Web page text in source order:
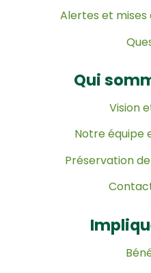
Alertes et mises
Qui
Vision
Notre équipe
Préservation